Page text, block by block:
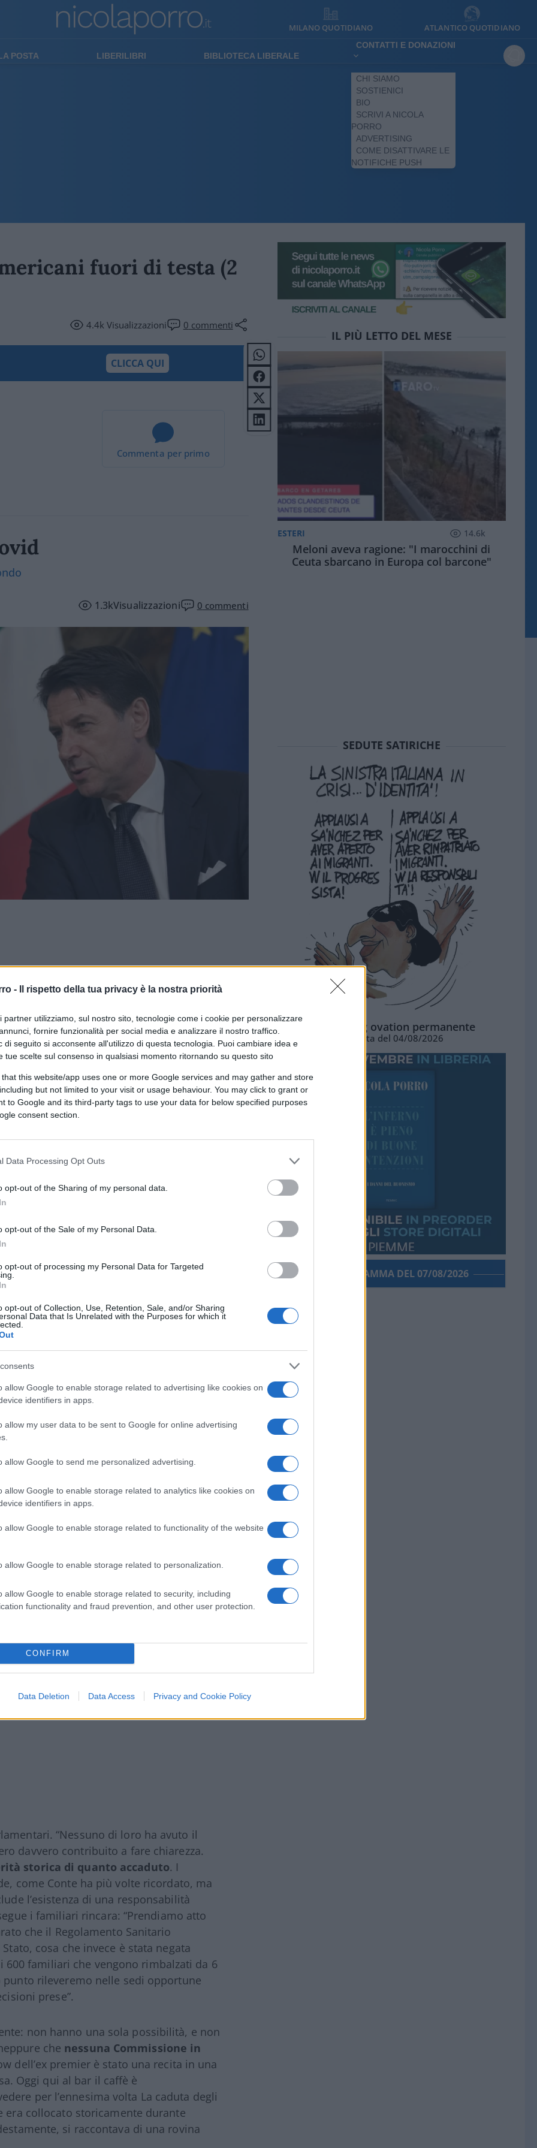
- Il rispetto della tua privacy è la nostra priorità
partner utilizziamo, sul nostro sito, tecnologie come i cookie per personalizzare
fornire funzionalità per social media e analizzare il nostro traffico.
di seguito si acconsente all'utilizzo di questa tecnologia. Puoi cambiare idea e
tue scelte sul consenso in qualsiasi momento ritornando su questo sito
that this website/app uses one or more Google services and may gather and store
but not limited to your visit or usage behaviour. You may click to grant or
to Google and its third-party tags to use your data for below specified purposes
consent section.
Data Processing Opt Outs
opt-out of the Sharing of my personal data.
opt-out of the Sale of my Personal Data.
opt-out of processing my Personal Data for Targeted
opt-out of Collection, Use, Retention, Sale, and/or Sharing
Data that Is Unrelated with the Purposes for which it
allow Google to enable storage related to advertising like cookies on
identifiers in apps.
allow my user data to be sent to Google for online advertising
allow Google to send me personalized advertising.
allow Google to enable storage related to analytics like cookies on
identifiers in apps.
allow Google to enable storage related to functionality of the website
allow Google to enable storage related to personalization.
allow Google to enable storage related to security, including
functionality and fraud prevention, and other user protection.
CONFIRM
Data Deletion Data Access Privacy and Cookie Policy
MILANO QUOTIDIANO ATLANTICO QUOTIDIANO
POSTA LIBERILIBRI BIBLIOTECA LIBERALE
CONTATTI E DONAZIONI
CHI SIAMO
SOSTIENICI
BIO
SCRIVI A NICOLA
PORRO
ADVERTISING
COME DISATTIVARE LE
NOTIFICHE PUSH
fuori di testa (2
4.4kVisualizzazioni 0 commenti
CLICCA QUI
Commenta per primo
1.3kVisualizzazioni 0 commenti
mica siamo proprio digiuni di cultura:
particolarmente “La caduta
in questa temperie di padreterni
male allo stesso modo,un semidio
, ed è una delizia vederlo affondare nelle
superbia a 85 anni: 111 volte vile, 111
sue nefandezze;Giuseppi Conti
da compagnia amatoriale e, tutto
davvero voglia di inchiodarlo alle sue
di uno che si arrampica sugli specchi
del vittimismo patetico finisce a
che guida un movimento di esaltati
scappano entrambi, con la differenza
pure una incriminazione, Conte
se l’America è una potenza imperiale e
dell’avvocato di Volturara Appula: qui al
#Sereniesempreuniti, di familiari
gliele manda a dire, e il suo riassunto
tutte le vittime della pandemia, vite
di
fatto solo un fugace riferimento al
non si è mai confrontato direttamente.
che da anni gli stessi familiari e molti
a porre: perché non venne firmato il
rossa ad Alzano Lombardo e Nembro,
Lo stesso Conte, nel corso
sicurezza quei territori attraverso le
la vita dei bergamaschi valeva di
momento di confronto soprattutto per
su temi come le mascherine, le
a nostro avviso, non rendono
“Nessuno di loro ha avuto il
davvero contribuito a fare chiarezza.
storica di quanto accaduto. I
come Conte ha più volte ricordato, ma
l’esistenza di una responsabilità
i familiari rincara: “Prendiamo atto
che il Regolamento Sanitario
cosa che invece è stata negata
familiari che vengono rimbalzati da 6
rileveremo nelle sedi opportune
prese”.
non hanno una sola possibilità, e non
che nessuna Commissione in
dell’ex premier è stato una recita in una
Oggi qui al bar il caffè è
per l’ennesima volta La caduta degli
era collocato storicamente durante
si raccontava di una rovina
IL PIÙ LETTO DEL MESE
ESTERI 14.6k
Meloni aveva ragione: "I marocchini di
Ceuta sbarcano in Europa col barcone"
SEDUTE SATIRICHE
La standing ovation permanente
Vignetta del 04/08/2026
PORROGRAMMA DEL 07/08/2026